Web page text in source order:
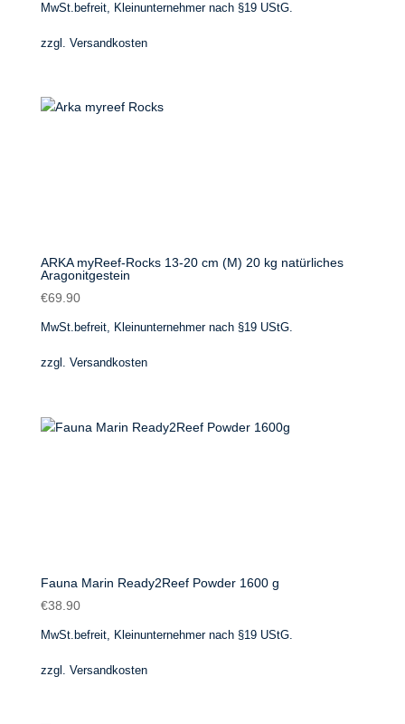
MwSt.befreit, Kleinunternehmer nach §19 UStG.
zzgl. Versandkosten
ARKA myReef-Rocks 13-20 cm (M) 20 kg natürliches
Aragonitgestein
€69.90
MwSt.befreit, Kleinunternehmer nach §19 UStG.
zzgl. Versandkosten
Fauna Marin Ready2Reef Powder 1600 g
€38.90
MwSt.befreit, Kleinunternehmer nach §19 UStG.
zzgl. Versandkosten